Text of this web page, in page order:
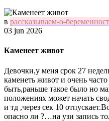
в рассказываем-о-
03 jun 2026
Каменеет живот
Девочки,у меня срок 27
каменеть живот и очень
быть,раньше такое было но
положениях может начать
и тд ,через сек 10
опасно ли ?…на узи запись